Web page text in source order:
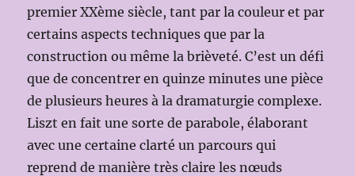
premier XXème siècle, tant par la couleur et par
certains aspects techniques que par la
construction ou même la brièveté. C’est un défi
que de concentrer en quinze minutes une pièce
de plusieurs heures à la dramaturgie complexe.
Liszt en fait une sorte de parabole, élaborant
avec une certaine clarté un parcours qui
reprend de manière très claire les nœuds